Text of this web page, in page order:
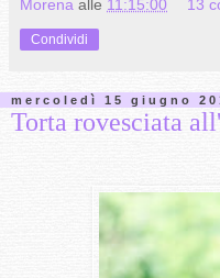
Morena alle 11:15:00 13
Condividi
mercoledì 15 giugno
Torta rovesciata